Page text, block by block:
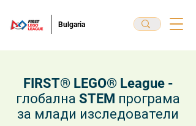
Bulgaria
FIRST® LEGO® League -
глобална STEM програма
за млади изследователи